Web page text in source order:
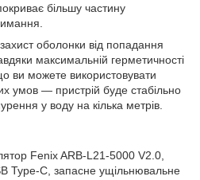
більшу частину
оболонки від попадання
максимальній герметичності
ви можете використовувати
умов — пристрій буде стабільно
у воду на кілька метрів.
Fenix ARB-L21-5000 V2.0,
Type-C, запасне ущільнювальне